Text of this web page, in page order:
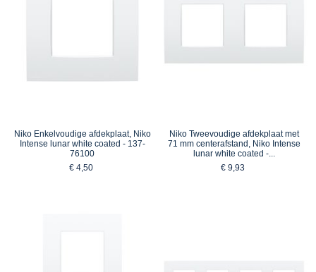
Niko Enkelvoudige afdekplaat, Niko
Intense lunar white coated - 137-
76100
€ 4,50
Niko Tweevoudige afdekplaat met
71 mm centerafstand, Niko Intense
lunar white coated -...
€ 9,93